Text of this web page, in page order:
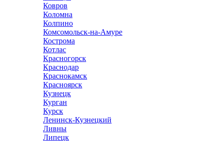
Ковров
Коломна
Колпино
Комсомольск-на-Амуре
Кострома
Котлас
Красногорск
Краснодар
Краснокамск
Красноярск
Кузнецк
Курган
Курск
Ленинск-Кузнецкий
Ливны
Липецк